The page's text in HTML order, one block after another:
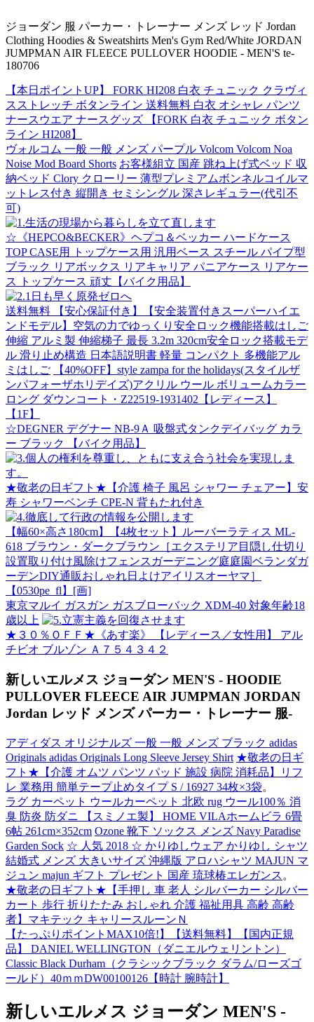
ジョーダン 服 パーカー・トレーナー メンズ レッド Jordan
Clothing Hoodies & Sweatshirts Men's Gym Red/White JORDAN
JUMPMAN AIR FLEECE PULLOVER HOODIE - MEN'S te-
180706
【本日ポイントUP】 FORK HI208 白衣 チュニック クラヴィ
スストレッチ ボタンライン 送料無料 白衣 オシャレ パンツ
ナースウエア ナースグッズ 【FORK 白衣 チュニック ボタン
ライン HI208】
ヴォルコム 一般 一般 メンズ パープル Volcom Volcom Noa
Noise Mod Board Shorts お客様組立 国産 跳ね上げ式ベッド 収
納ベッド Clory クローリー 薄型プレミアムボンネルコイルマ
ットレス付き 縦開き セミシングル 深さレギュラー(代引不
可)
☆《HEPCO&BECKER》ヘプコ＆ベッカー ハードケース
TOP CASE用 トップケース用 汎用ベース スチール パイプ型
ブラック リアボックス リアキャリア パニアケース リアケー
ス トップケース 頑丈【バイク用品】
送料無料 【安心保証付き】【安全装置付きスーパーハイエ
ンドモデル】空気の力でゆっくり安全ロック機能搭載はしご
伸縮 アルミ製 伸縮梯子 最長 3.2m 320cm安全ロック搭載モデ
ル 滑り止め構造 日本語説明書 軽量 コンパクト 多機能アル
ミはしご
【40%OFF】style zampa for the holidays(スタイルザ
ンパフォーザホリデイズ)アクリル ウール ボリュームカラー
ロング ダウンコート・Z22519-1931402【レディース】
【1F】
☆DEGNER デグナー NB-9Ａ 吸盤式タンクデイバッグ カラ
ー ブラック 【バイク用品】
★敬老の日ギフト★【介護 椅子 風呂 シャワー チェアー】安
寿 シャワーベンチ CPE-N 背もたれ付き
【幅60×高さ180cm】【4枚セット】ルーバーラティス ML-
618 ブラウン・ダークブラウン［エクステリア目隠し仕切り
設置取り付け風除けフェンスガーデニング庭庭園ベランダガ
ーデンDIY通販おしゃれ日よけアイリスオーヤマ］
【0530pe_fl】[画]
東京マルイ ガスガン ガスブローバック XDM-40 対象年齢18
歳以上
★３０％ＯＦＦ★《あす楽》 【レディース／女性用】 アル
チビオ ブルゾン Ａ７５４３４２
新しいエルメス ジョーダン MEN'S - HOODIE
PULLOVER FLEECE AIR JUMPMAN JORDAN
Jordan レッド メンズ パーカー・トレーナー 服-
アディダス オリジナルズ 一般 一般 メンズ ブラック adidas
Originals adidas Originals Long Sleeve Jersey Shirt ★敬老の日ギ
フト★【介護 オムツ パンツ パッド 施設 病院 消耗品】リフ
レ 業務用 簡単テープ止めタイプ S / 16927 34枚×3袋。
ラグ カーペット ウールカーペット 北欧 rug ウール100％ 消
臭 防炎 防ダニ 【スミノエ製】 HOME VILAホームビラ 6畳
6帖 261cm×352cm Ozone 靴下 ソックス メンズ Navy Paradise
Garden Sock ☆ 人気 2018 ☆ かりゆしウェア かりゆし シャツ
結婚式 メンズ 大きいサイズ 沖縄版 アロハシャツ MAJUN マ
ジュン majun ギフト プレゼント 国産 琉球椿エレガンス 。
★敬老の日ギフト★【手押し 車 老人 シルバーカー シルバー
カート 歩行 折りたたみ おしゃれ 介護 福祉用具 高齢 高齢
者】マキテック キャリースルーンＮ
【たっぷりポイントMAX10倍!】【送料無料】【国内正規
品】 DANIEL WELLINGTON（ダニエルウェリントン）
Classic Black Durham（クラシックブラック ダラム/ローズゴ
ールド）40ｍｍDW00100126【時計 腕時計】
新しいエルメス ジョーダン MEN'S -